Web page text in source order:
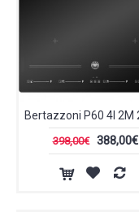
398,00€ 388,00€